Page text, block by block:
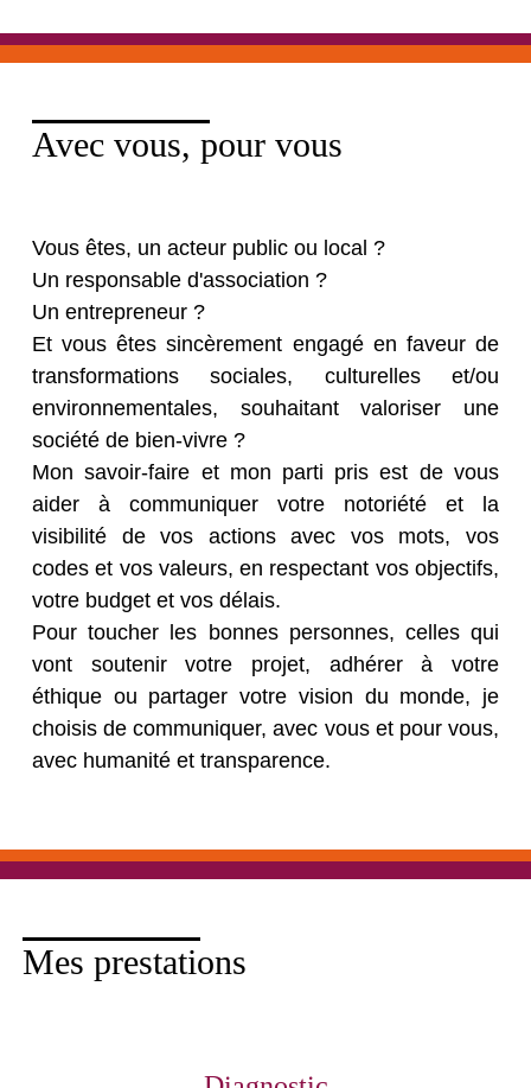
Avec vous, pour vous
Vous êtes, un acteur public ou local ?
Un responsable d'association ?
Un entrepreneur ?
Et vous êtes sincèrement engagé en faveur de
transformations sociales, culturelles et/ou
environnementales, souhaitant valoriser une
société de bien-vivre ?
Mon savoir-faire et mon parti pris est de vous
aider à communiquer votre notoriété et la
visibilité de vos actions avec vos mots, vos
codes et vos valeurs, en respectant vos objectifs,
votre budget et vos délais.
Pour toucher les bonnes personnes, celles qui
vont soutenir votre projet, adhérer à votre
éthique ou partager votre vision du monde, je
choisis de communiquer, avec vous et pour vous,
avec humanité et transparence.
Mes prestations